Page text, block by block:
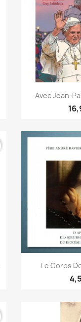

Avec Jean-

Le Corps